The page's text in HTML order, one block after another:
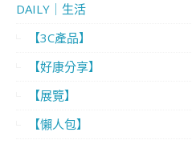
DAILY｜生活
【3C產品】
【好康分享】
【展覽】
【懶人包】